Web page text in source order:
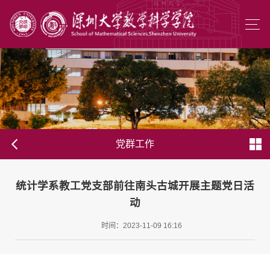
党群工作
统计学系教工党支部前往南头古城开展主题党日活
动
时间：2023-11-09 16:16